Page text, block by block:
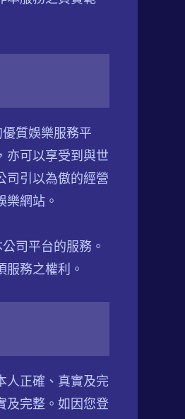
質娛樂服務平
亦可以享受到與世
司引以為傲的經營
網站。
司平台的服務。
務之權利。
人正確、真實及完
及完整。如因您登